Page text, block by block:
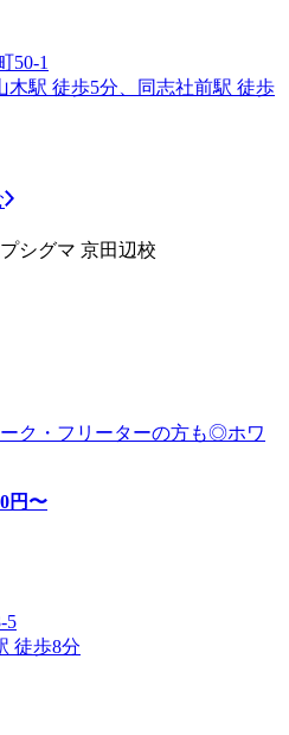
50-1
木駅 徒歩5分、同志社前駅 徒歩
シグマ 京田辺校
ク・フリーターの方も◎ホワ
円〜
5
徒歩8分